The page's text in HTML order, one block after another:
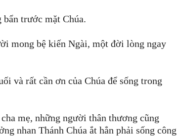
trước mặt Chúa.
mong bệ kiến Ngài, một đời lòng ngay
và rất cần ơn của Chúa để sống trong
mẹ, những người thân thương cũng
nhan Thánh Chúa ắt hẳn phải sống công